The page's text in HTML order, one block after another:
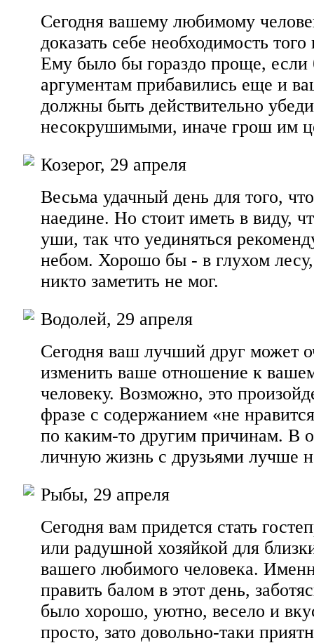
Сегодня вашему любимому
доказать себе необходимость
Ему было бы гораздо проще, если
аргументам прибавились еще и
должны быть действительно
несокрушимыми, иначе грош им
Козерог, 29 апреля
Весьма удачный день для того,
наедине. Но стоит иметь в виду,
уши, так что уединяться
небом. Хорошо бы - в глухом
никто заметить не мог.
Водолей, 29 апреля
Сегодня ваш лучший друг может
изменить ваше отношение к
человеку. Возможно, это
фразе с содержанием «не
по каким-то другим причинам. В
личную жизнь с друзьями лучше
Рыбы, 29 апреля
Сегодня вам придется стать
или радушной хозяйкой для
вашего любимого человека.
править балом в этот день,
было хорошо, уютно, весело и
просто, зато довольно-таки